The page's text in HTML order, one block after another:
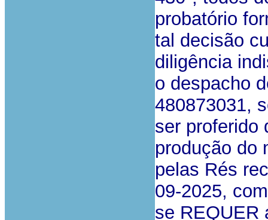
probatório
tal decisão
diligência
o despacho
480873031,
ser proferido
produção do
pelas Rés
09-2025,
se REQUER